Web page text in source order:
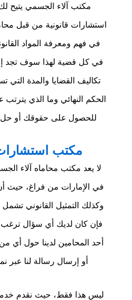
مكتب آلاء الجسمي يتيح
استشارات قانونية من قبل
في فهم ومعرفة المواد
في كل قضية لهذا سوف تجد
تكاليف القضايا والمدة
الحكم النهائي وما الذي
للحصول على حقوقك أو حل
مكتب
لا يعد مكتب محاماه آلاء
في الإمارات من فراغ، حيث
وكذلك التمثيل القانوني تشمل
فإن كان لديك أي سؤال
أحد المحامين لدينا حول أي من
أو إرسال رسالة لنا عبر
ليس هذا فقط، حيث نقدم